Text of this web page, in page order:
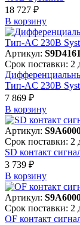
18 727 ₽
В корзинy
Артикул:
Срок поставки: 2
Тип-AC 230В
7 869 ₽
В корзинy
Артикул:
Срок поставки: 2
SD контакт
3 739 ₽
В корзинy
Артикул:
Срок поставки: 2
OF контакт